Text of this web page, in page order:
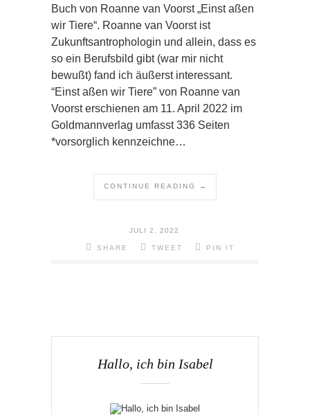
Buch von Roanne van Voorst „Einst aßen
wir Tiere“. Roanne van Voorst ist
Zukunftsantrophologin und allein, dass es
so ein Berufsbild gibt (war mir nicht
bewußt) fand ich äußerst interessant.
“Einst aßen wir Tiere” von Roanne van
Voorst erschienen am 11. April 2022 im
Goldmannverlag umfasst 336 Seiten
*vorsorglich kennzeichne…
CONTINUE READING →
JULI 2, 2022
SHARE TWEET PIN IT
Hallo, ich bin Isabel